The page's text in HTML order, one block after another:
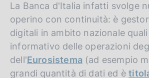
La Banca d'Italia infatti svolge
operino con continuità: è
digitali in ambito nazionale
informativo delle operazioni
dell'Eurosistema (ad esempio
grandi quantità di dati ed è